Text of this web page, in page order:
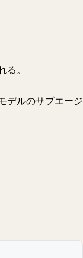
。
デルのサブエージ